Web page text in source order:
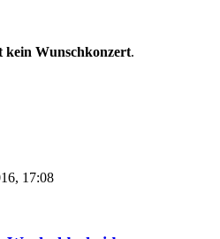
kein Wunschkonzert.
17:08